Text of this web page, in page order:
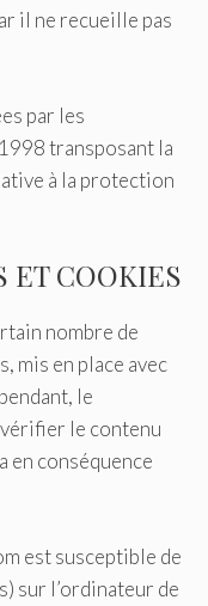
il ne recueille pas
par les
transposant la
à la protection
ET COOKIES
nombre de
mis en place avec
le
vérifier le contenu
en conséquence
est susceptible de
sur l’ordinateur de